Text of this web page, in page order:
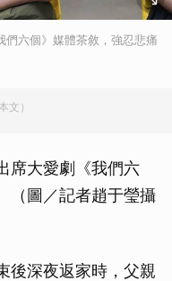
六個》媒體茶敘，強忍悲痛
文）
席大愛劇《我們六
（圖／記者趙于瑩攝
後深夜返家時，父親